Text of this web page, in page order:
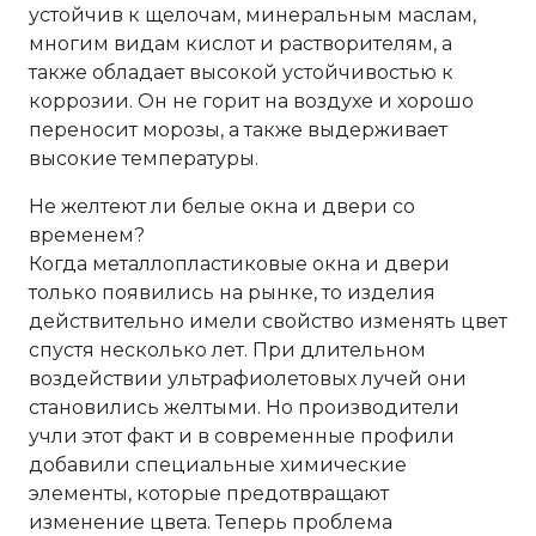
устойчив к щелочам, минеральным маслам,
многим видам кислот и растворителям, а
также обладает высокой устойчивостью к
коррозии. Он не горит на воздухе и хорошо
переносит морозы, а также выдерживает
высокие температуры.
Не желтеют ли белые окна и двери со
временем?
Когда металлопластиковые окна и двери
только появились на рынке, то изделия
действительно имели свойство изменять цвет
спустя несколько лет. При длительном
воздействии ультрафиолетовых лучей они
становились желтыми. Но производители
учли этот факт и в современные профили
добавили специальные химические
элементы, которые предотвращают
изменение цвета. Теперь проблема